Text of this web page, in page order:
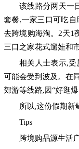
该线路分两天一
套餐,一家三口可吃
去跨境购海淘。2天1
三口之家花式遛娃和
相关人士表示,受
可能会受到波及。在
郊游等线路,因“好逛爆
所以,这份假期新
Tips
跨境购品源生活